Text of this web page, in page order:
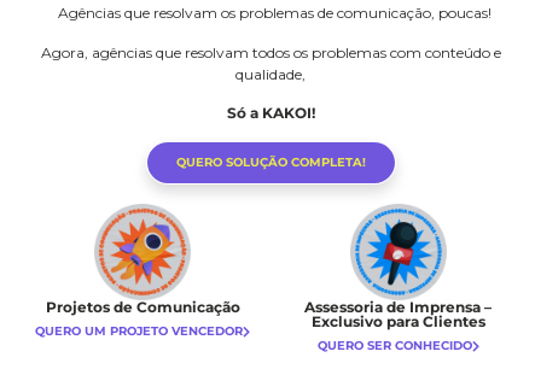
Agências que resolvam os problemas de comunicação, poucas!
Agora, agências que resolvam todos os problemas com conteúdo e
qualidade,
Só a KAKOI!
QUERO SOLUÇÃO COMPLETA!
Projetos de Comunicação
QUERO UM PROJETO VENCEDOR
Assessoria de Imprensa –
Exclusivo para Clientes
QUERO SER CONHECIDO